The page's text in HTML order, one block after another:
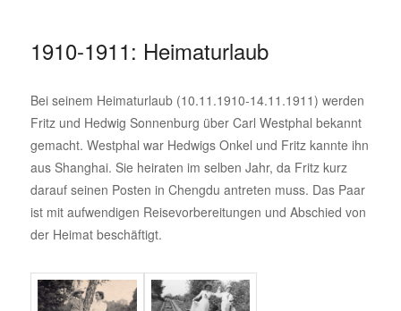
1910-1911: Heimaturlaub
Bei seinem Heimaturlaub (10.11.1910-14.11.1911) werden
Fritz und Hedwig Sonnenburg über Carl Westphal bekannt
gemacht. Westphal war Hedwigs Onkel und Fritz kannte ihn
aus Shanghai. Sie heiraten im selben Jahr, da Fritz kurz
darauf seinen Posten in Chengdu antreten muss. Das Paar
ist mit aufwendigen Reisevorbereitungen und Abschied von
der Heimat beschäftigt.